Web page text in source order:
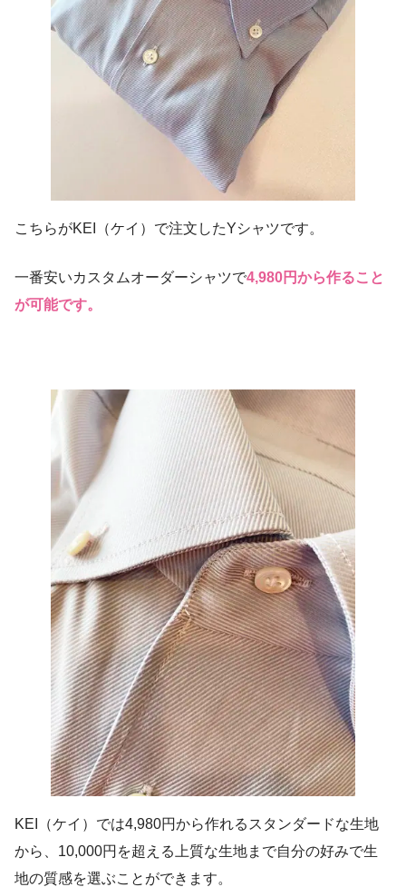
こちらがKEI（ケイ）で注文したYシャツです。
一番安いカスタムオーダーシャツで4,980円から作ること
が可能です。
KEI（ケイ）では4,980円から作れるスタンダードな生地
から、10,000円を超える上質な生地まで自分の好みで生
地の質感を選ぶことができます。